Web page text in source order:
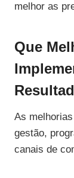
melhor as
Que
As
gestão,
canais de